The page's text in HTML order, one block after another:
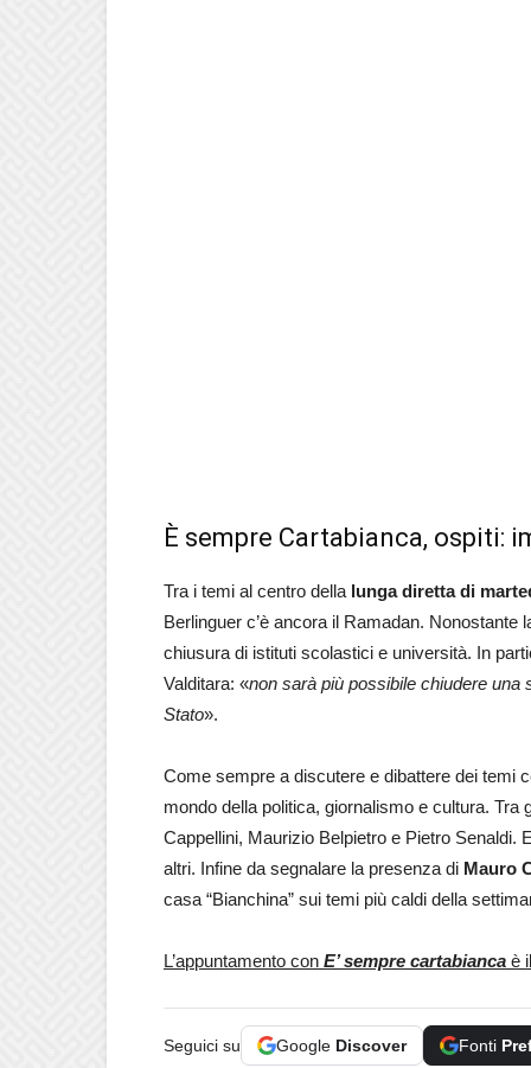
È sempre Cartabianca, ospiti:
Tra i temi al centro della lunga diretta di
Berlinguer c’è ancora il Ramadan.
chiusura di istituti scolastici e università. In
Valditara: «non sarà più possibile chiudere una
Stato».
Come sempre a discutere e dibattere dei temi
mondo della politica, giornalismo e cultura. Tra
Cappellini, Maurizio Belpietro e Pietro Senaldi.
altri. Infine da segnalare la presenza di Mauro
casa “Bianchina” sui temi più caldi della
L’appuntamento con E’ sempre cartabianca è
Seguici su Google Discover Fonti